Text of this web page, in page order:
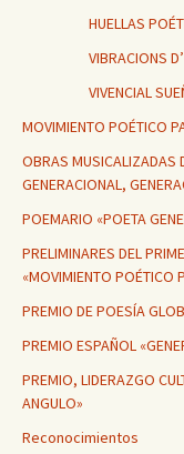
HUELLAS
VIBRACIONS
VIVENCIAL
MOVIMIENTO POÉTICO
OBRAS MUSICALIZADAS
GENERACIONAL,
POEMARIO «POETA
PRELIMINARES DEL
«MOVIMIENTO POÉTICO
PREMIO DE POESÍA
PREMIO ESPAÑOL
PREMIO, LIDERAZGO
ANGULO»
Reconocimientos